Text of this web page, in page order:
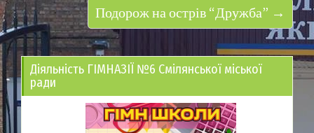
Подорож на острів “Дружба” →
Діяльність ГІМНАЗІЇ №6 Смілянської міської
ради